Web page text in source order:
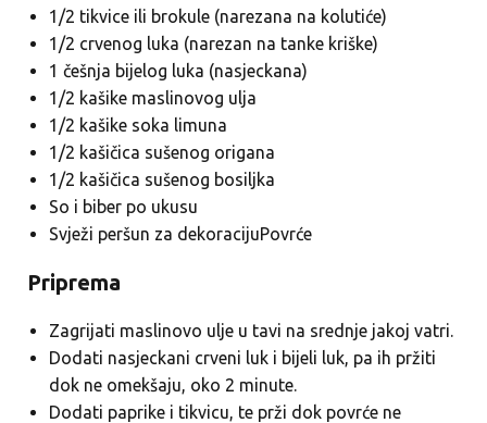
1/2 tikvice ili brokule (narezana na kolutiće)
1/2 crvenog luka (narezan na tanke kriške)
1 češnja bijelog luka (nasjeckana)
1/2 kašike maslinovog ulja
1/2 kašike soka limuna
1/2 kašičica sušenog origana
1/2 kašičica sušenog bosiljka
So i biber po ukusu
Svježi peršun za dekoracijuPovrće
Priprema
Zagrijati maslinovo ulje u tavi na srednje jakoj vatri.
Dodati nasjeckani crveni luk i bijeli luk, pa ih pržiti
dok ne omekšaju, oko 2 minute.
Dodati paprike i tikvicu, te prži dok povrće ne